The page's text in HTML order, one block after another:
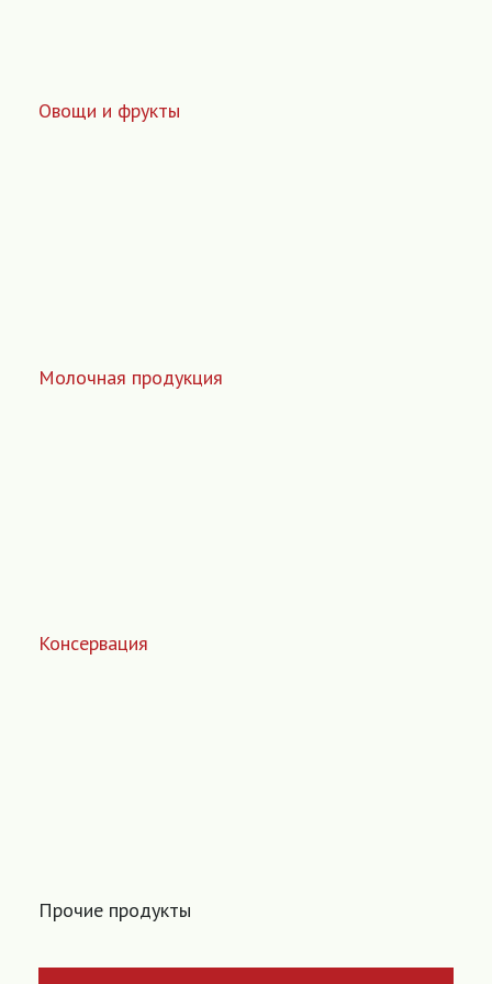
Овощи и фрукты
Молочная продукция
Консервация
Прочие продукты